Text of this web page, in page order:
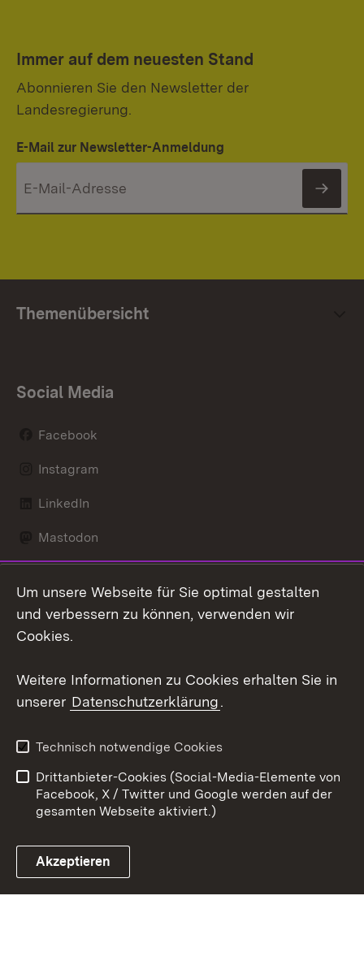
Immer auf dem neuesten Stand
Abonnieren Sie den Newsletter der
Landesregierung.
E-Mail zur Newsletter-Anmeldung
Themenübersicht
Social Media
Facebook
Instagram
LinkedIn
Mastodon
X / Twitter
Youtube
Link zum Landesportal
Kontakt
Datenschutz
Barrierefreiheit
Impressum Cookies
Um unsere Webseite für Sie optimal gestalten
und verbessern zu können, verwenden wir
Cookies.
Weitere Informationen zu Cookies erhalten Sie in
unserer Datenschutzerklärung.
Technisch notwendige Cookies
Drittanbieter-Cookies (Social-Media-Elemente von
Facebook, X / Twitter und Google werden auf der
gesamten Webseite aktiviert.)
Akzeptieren